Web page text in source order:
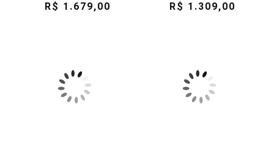
R$ 1.679,00 R$ 1.309,00